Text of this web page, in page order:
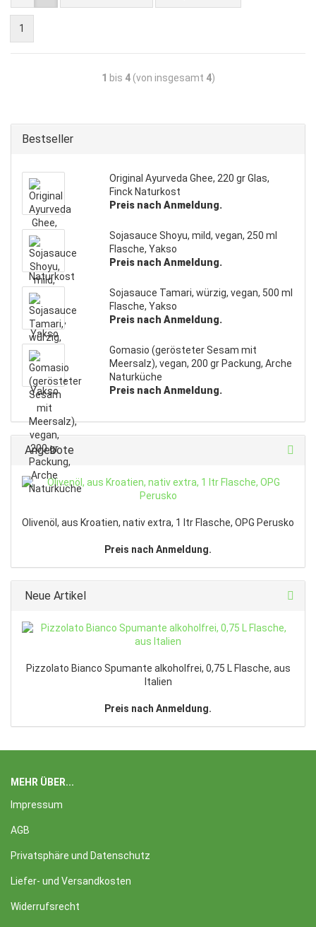
1
1 bis 4(von insgesamt 4)
Bestseller
Original Ayurveda Ghee, 220 gr Glas,
Finck Naturkost
Preis nach Anmeldung.
Sojasauce Shoyu, mild, vegan, 250 ml
Flasche, Yakso
Preis nach Anmeldung.
Sojasauce Tamari, würzig, vegan, 500 ml
Flasche, Yakso
Preis nach Anmeldung.
Gomasio (gerösteter Sesam mit
Meersalz), vegan, 200 gr Packung, Arche
Naturküche
Preis nach Anmeldung.
Angebote
Olivenöl, aus Kroatien, nativ extra, 1 ltr Flasche, OPG Perusko
Preis nach Anmeldung.
Neue Artikel
Pizzolato Bianco Spumante alkoholfrei, 0,75 L Flasche, aus
Italien
Preis nach Anmeldung.
MEHR ÜBER...
Impressum
AGB
Privatsphäre und Datenschutz
Liefer- und Versandkosten
Widerrufsrecht